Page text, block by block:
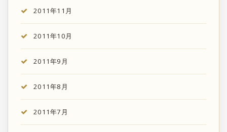
2011年11月
2011年10月
2011年9月
2011年8月
2011年7月